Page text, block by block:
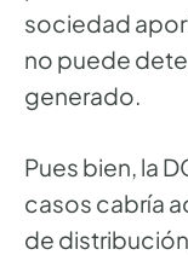
sociedad
no puede
generado.
Pues bien, la
casos cabría
de